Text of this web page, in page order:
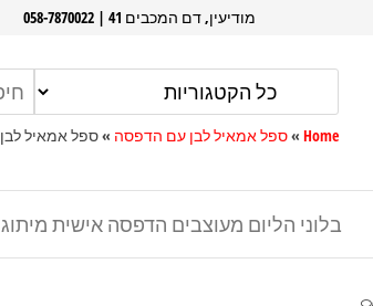
מודיעין, דם המכבים 41 | 058-7870022
Home
»ספל אמאיל לבן עם הדפסה »ספל אמאיל לבן
בלוני הליום מעוצבים הדפסה אישית מיתוג